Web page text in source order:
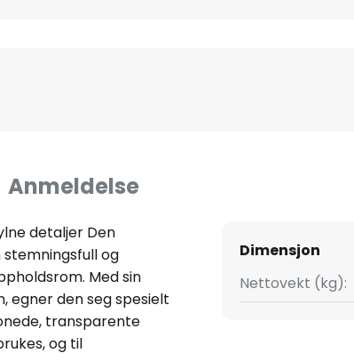
Anmeldelse
detaljer Den
og
Med sin
egner den seg spesielt
transparente
og til
Dimensjon
Nettovekt (kg):